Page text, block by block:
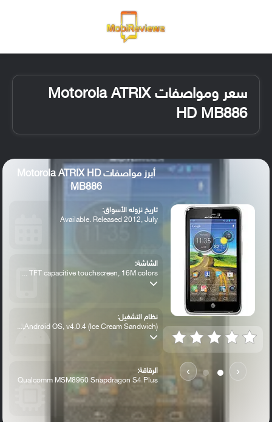
سعر ومواصفات Motorola ATRIX
HD MB886
‹
›
أبرز مواصفات Motorola ATRIX HD
MB886
تاريخ نزوله الأسواق:
Available. Released 2012, July
الشاشة:
TFT capacitive touchscreen, 16M colors ...
نظام التشغيل:
Android OS, v4.0.4 (Ice Cream Sandwich),...
الرقاقة:
Qualcomm MSM8960 Snapdragon S4 Plus